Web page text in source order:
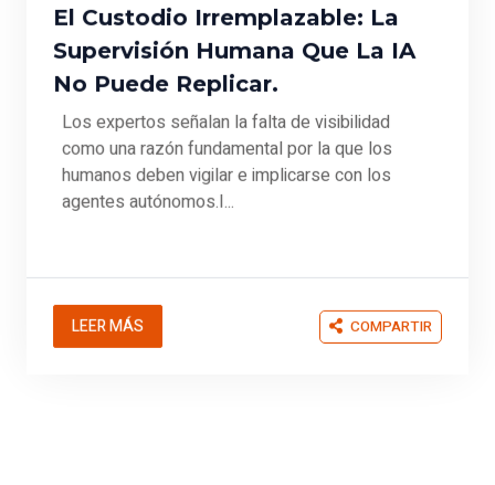
El Custodio Irremplazable: La
Supervisión Humana Que La IA
No Puede Replicar.
Los expertos señalan la falta de visibilidad
como una razón fundamental por la que los
humanos deben vigilar e implicarse con los
agentes autónomos.I...
LEER MÁS COMPARTIR